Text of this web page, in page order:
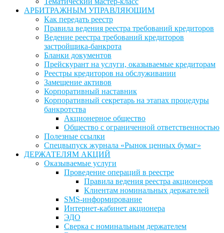
АРБИТРАЖНЫМ УПРАВЛЯЮЩИМ
Как передать реестр
Правила ведения реестра требований кредиторов
Ведение реестра требований кредиторов
застройщика-банкрота
Бланки документов
Прейскурант на услуги, оказываемые кредиторам
Реестры кредиторов на обслуживании
Замещение активов
Корпоративный наставник
Корпоративный секретарь на этапах процедуры
банкротства
Акционерное общество
Общество с ограниченной ответственностью
Полезные ссылки
Спецвыпуск журнала «Рынок ценных бумаг»
ДЕРЖАТЕЛЯМ АКЦИЙ
Оказываемые услуги
Проведение операций в реестре
Правила ведения реестра акционеров
Клиентам номинальных держателей
SMS-информирование
Интернет-кабинет акционера
ЭДО
Сверка с номинальным держателем